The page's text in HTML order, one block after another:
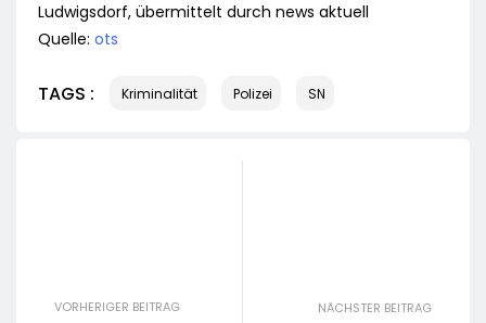
Ludwigsdorf, übermittelt durch news aktuell
Quelle: ots
TAGS : Kriminalität Polizei SN
VORHERIGER BEITRAG NÄCHSTER BEITRAG